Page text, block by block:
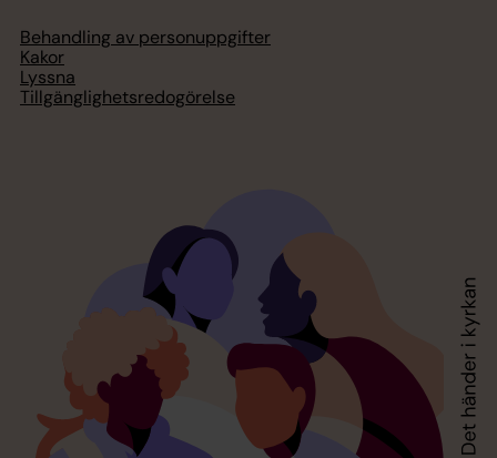
Behandling av personuppgifter
Kakor
Lyssna
Tillgänglighetsredogörelse